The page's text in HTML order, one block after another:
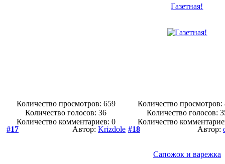
Количество просмотров: 659
Количество голосов:36
Количество комментариев: 0
Газетная!
Количество просмотров:
Количество голосов:
Количество
#17
Автор: Krizdole #18 Автор:
Сапожок и варежка